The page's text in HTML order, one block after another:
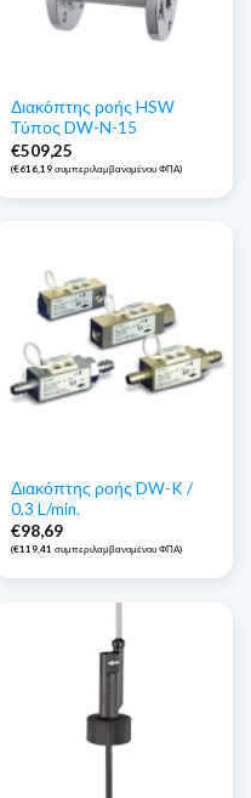
Διακόπτης ροής HSW
Τύπος DW-N-15
€509,25
(€616,19 συμπεριλαμβανομένου ΦΠΑ)
Διακόπτης ροής DW-K /
0,3 L/min.
€98,69
(€119,41 συμπεριλαμβανομένου ΦΠΑ)